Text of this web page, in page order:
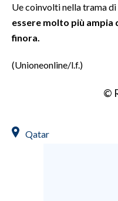
Ue coinvolti nella trama
essere molto più ampia
finora.
(Unioneonline/l.f.)
©
Qatar